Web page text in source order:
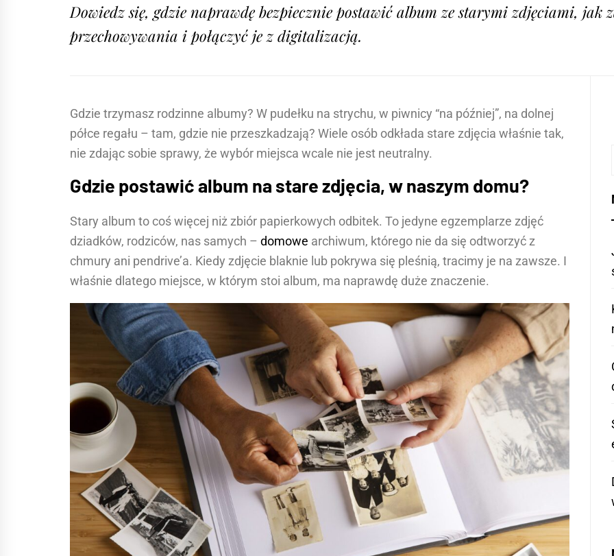
Dowiedz się, gdzie naprawdę bezpiecznie postawić album ze starymi zdjęciami, jak
przechowywania i połączyć je z digitalizacją.
Gdzie trzymasz rodzinne albumy? W pudełku na strychu, w piwnicy “na później”, na dolnej
półce regału – tam, gdzie nie przeszkadzają? Wiele osób odkłada stare zdjęcia właśnie tak,
nie zdając sobie sprawy, że wybór miejsca wcale nie jest neutralny.
Gdzie postawić album na stare zdjęcia, w naszym domu?
Stary album to coś więcej niż zbiór papierkowych odbitek. To jedyne egzemplarze zdjęć
dziadków, rodziców, nas samych – domowe archiwum, którego nie da się odtworzyć z
chmury ani pendrive’a. Kiedy zdjęcie blaknie lub pokrywa się pleśnią, tracimy je na zawsze. I
właśnie dlatego miejsce, w którym stoi album, ma naprawdę duże znaczenie.